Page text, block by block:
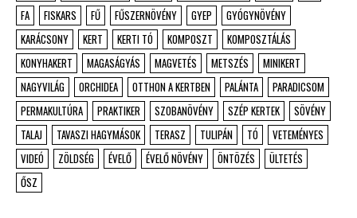
FA
FISKARS FŰ FŰSZERNÖVÉNY GYEP
GYÓGYNÖVÉNY
KARÁCSONY
KERT KERTI TÓ KOMPOSZT
KOMPOSZTÁLÁS
KONYHAKERT
MAGASÁGYÁS MAGVETÉS METSZÉS
MINIKERT
NAGYVILÁG
ORCHIDEA OTTHON A KERTBEN PALÁNTA
PARADICSOM
PERMAKULTÚRA
PRAKTIKER SZOBANÖVÉNY SZÉP KERTEK
SÖVÉNY
TALAJ
TAVASZI HAGYMÁSOK TERASZ TULIPÁN TÓ
VETEMÉNYES
VIDEÓ
ZÖLDSÉG ÉVELŐ ÉVELŐ NÖVÉNY ÖNTÖZÉS
ÜLTETÉS
ŐSZ